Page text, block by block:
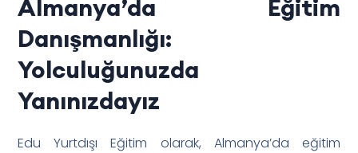
Almanya’da Eğitim
Danışmanlığı:
Yolculuğunuzda
Yanınızdayız
Edu Yurtdışı Eğitim olarak, Almanya’da eğitim